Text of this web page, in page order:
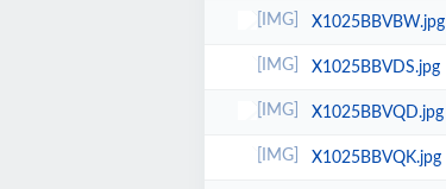
X1025BBVBW.jpg
X1025BBVDS.jpg
X1025BBVQD.jpg
X1025BBVQK.jpg